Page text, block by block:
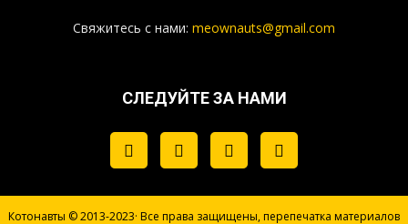
Свяжитесь с нами: meownauts@gmail.com
СЛЕДУЙТЕ ЗА НАМИ
Котонавты © 2013-2023· Все права защищены, перепечатка материалов